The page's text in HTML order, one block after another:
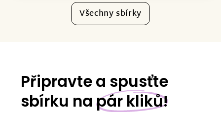
Všechny sbírky
Připravte a spusťte
sbírku na pár kliků!